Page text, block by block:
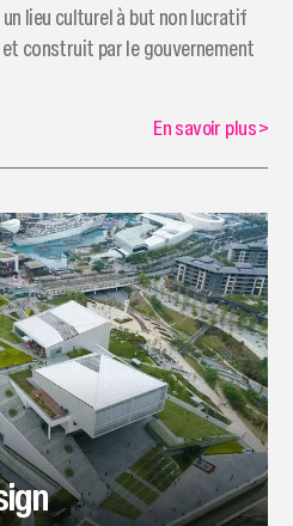
lieu culturel à but non lucratif
construit par le gouvernement
En savoir plus>